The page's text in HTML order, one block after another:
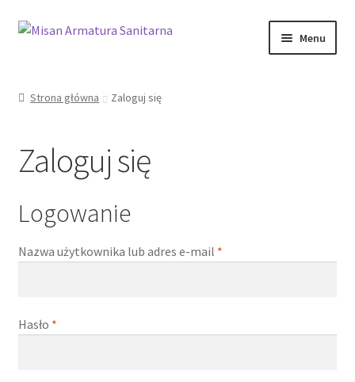
Przejdź
Przejdź
Menu
Kontakt
Informacje prawne
Strona główna Zaloguj się
Zaloguj się
Logowanie
Nazwa użytkownika lub adres e-mail *Wymagane
Hasło *Wymagane